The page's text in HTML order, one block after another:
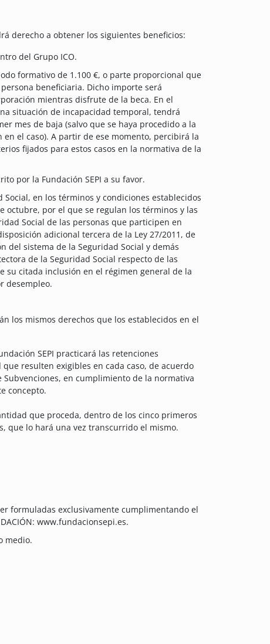
derecho a obtener los siguientes beneficios:
del Grupo ICO.
formativo de 1.100 €, o parte proporcional que
beneficiaria. Dicho importe será
mientras disfrute de la beca. En el
situación de incapacidad temporal, tendrá
mes de baja (salvo que se haya procedido a la
el caso). A partir de ese momento, percibirá la
fijados para estos casos en la normativa de la
por la Fundación SEPI a su favor.
en los términos y condiciones establecidos
octubre, por el que se regulan los términos y las
Social de las personas que participen en
adicional tercera de la Ley 27/2011, de
del sistema de la Seguridad Social y demás
de la Seguridad Social respecto de las
su citada inclusión en el régimen general de la
desempleo.
los mismos derechos que los establecidos en el
SEPI practicará las retenciones
resulten exigibles en cada caso, de acuerdo
en cumplimiento de la normativa
concepto.
que proceda, dentro de los cinco primeros
que lo hará una vez transcurrido el mismo.
formuladas exclusivamente cumplimentando el
www.fundacionsepi.es.
medio.